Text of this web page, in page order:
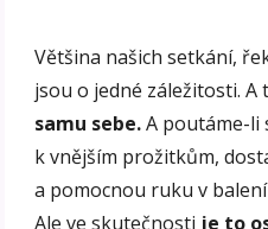
Většina našich setkání,
jsou o jedné záležitosti. A
samu sebe.A poutáme-li
k vnějším prožitkům,
a pomocnou ruku v balení
Ale ve skutečnosti je to